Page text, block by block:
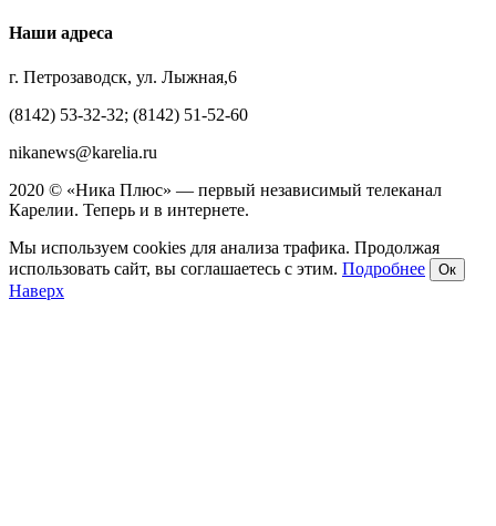
Наши адреса
г. Петрозаводск, ул. Лыжная,6
(8142) 53-32-32; (8142) 51-52-60
nikanews@karelia.ru
2020 © «Ника Плюс» — первый независимый телеканал
Карелии. Теперь и в интернете.
Мы используем cookies для анализа трафика. Продолжая
использовать сайт, вы соглашаетесь с этим. Подробнее Ок
Наверх